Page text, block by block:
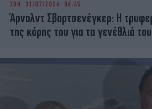
iBOOKS
OSCARS
THE
MEDIA
NEWSLETTER
ΖΩΗ 31/07/2026 06:45
Άρνολντ Σβαρτσενέγκερ: Η
της κόρης του για τα γενέθλιά του